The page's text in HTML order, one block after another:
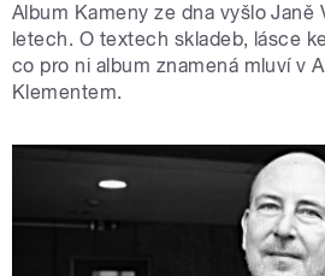
Album Kameny ze dna vyšlo Janě
letech. O textech skladeb, lásce
co pro ni album znamená mluví v
Klementem.